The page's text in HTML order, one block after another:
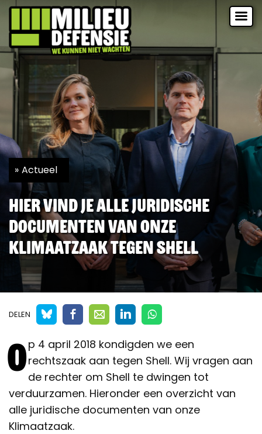
Actueel
Hier vind je alle juridische
documenten van onze
Klimaatzaak tegen Shell
DELEN
Op 4 april 2018 kondigden we een
rechtszaak aan tegen Shell. Wij vragen aan
de rechter om Shell te dwingen tot
verduurzamen. Hieronder een overzicht van
alle juridische documenten van onze
Klimaatzaak.